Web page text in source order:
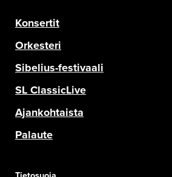
Konsertit
Orkesteri
Sibelius-festivaali
SL ClassicLive
Ajankohtaista
Palaute